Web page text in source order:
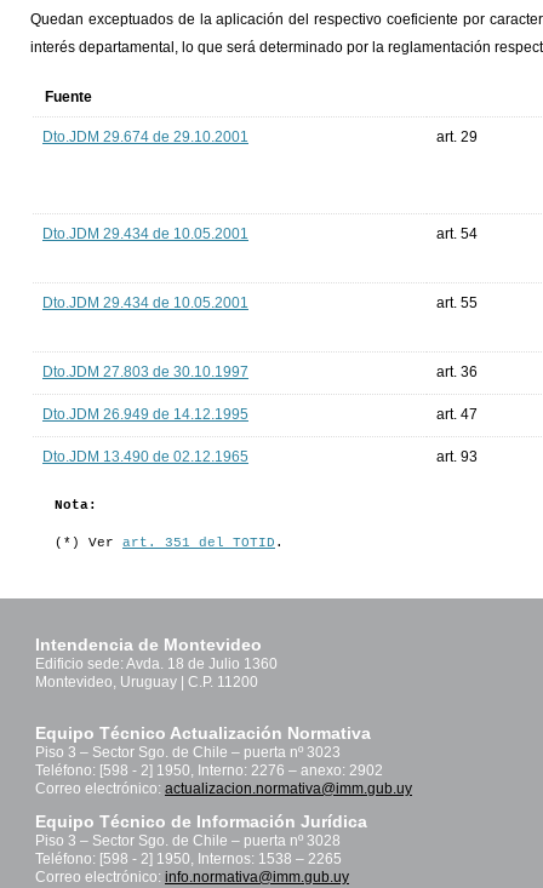
Quedan exceptuados de la aplicación del respectivo coeficiente por
interés departamental, lo que será determinado por la reglamentación
Fuente
Dto.JDM 29.674 de 29.10.2001 art. 29
Dto.JDM 29.434 de 10.05.2001 art. 54
Dto.JDM 29.434 de 10.05.2001 art. 55
Dto.JDM 27.803 de 30.10.1997 art. 36
Dto.JDM 26.949 de 14.12.1995 art. 47
Dto.JDM 13.490 de 02.12.1965 art. 93
Nota:
(*) Ver art. 351 del TOTID .
Intendencia de Montevideo
Edificio sede: Avda. 18 de Julio 1360
Montevideo, Uruguay | C.P. 11200
Equipo Técnico Actualización Normativa
Piso 3 – Sector Sgo. de Chile – puerta nº 3023
Teléfono: [598 - 2] 1950, Interno: 2276 – anexo: 2902
Correo electrónico: actualizacion.normativa@imm.gub.uy
Equipo Técnico de Información Jurídica
Piso 3 – Sector Sgo. de Chile – puerta nº 3028
Teléfono: [598 - 2] 1950, Internos: 1538 – 2265
Correo electrónico: info.normativa@imm.gub.uy